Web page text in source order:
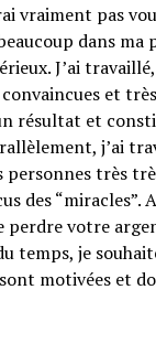
vraiment pas
dans
J’ai
et
résultat et
j’ai
personnes très
des “miracles”.
perdre votre
temps, je
motivées et